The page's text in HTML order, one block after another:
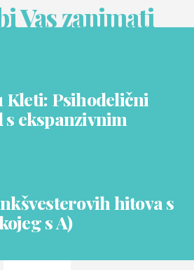
Vas zanimati
Kleti: Psihodelični
ekspanzivnim
hitova s
s A)